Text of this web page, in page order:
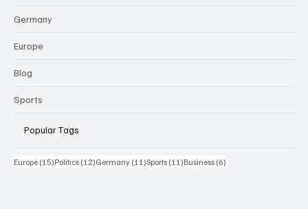
Germany
Europe
Blog
Sports
Popular Tags
Europe (15)15 Beiträge
Politics (12)12 Beiträge
Germany (11)11 Beiträge
Sports (11)11 Beiträge
Business (6)